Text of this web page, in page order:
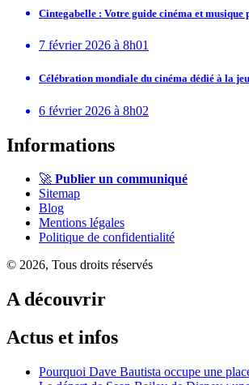
Cintegabelle : Votre guide cinéma et musique
7 février 2026 à 8h01
Célébration mondiale du cinéma dédié à la
6 février 2026 à 8h02
Informations
🚀 Publier un communiqué
Sitemap
Blog
Mentions légales
Politique de confidentialité
© 2026, Tous droits réservés
A découvrir
Actus et infos
Pourquoi Dave Bautista occupe une